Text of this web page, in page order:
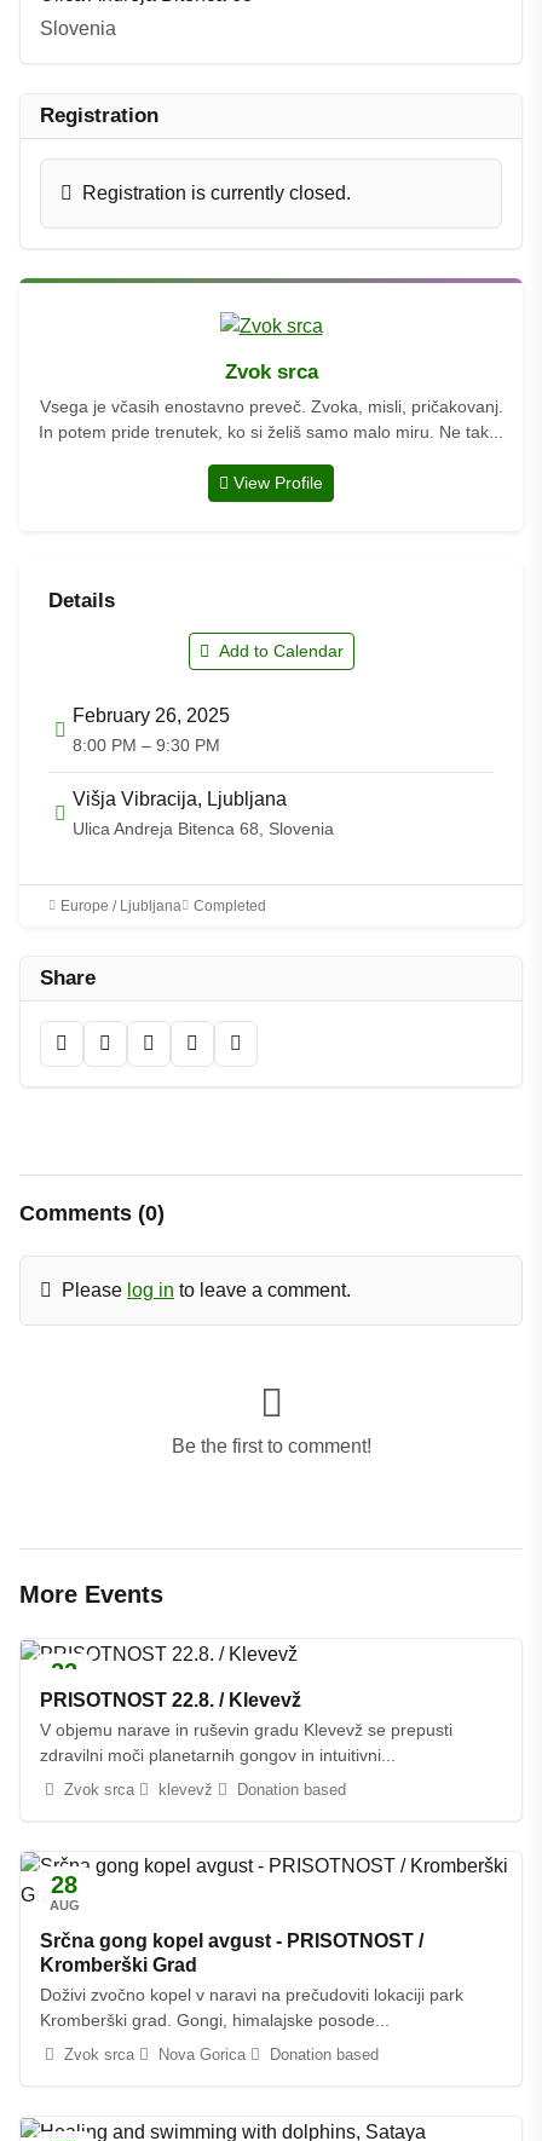
Slovenia
Registration
Registration is currently closed.
Zvok srca
Vsega je včasih enostavno preveč. Zvoka, misli, pričakovanj.
In potem pride trenutek, ko si želiš samo malo miru. Ne tak...
View Profile
Details
Add to Calendar
February 26, 2025
8:00 PM – 9:30 PM
Višja Vibracija, Ljubljana
Ulica Andreja Bitenca 68, Slovenia
Europe / Ljubljana Completed
Share
Comments (0)
Please log in to leave a comment.
Be the first to comment!
More Events
22
AUG
PRISOTNOST 22.8. / Klevevž
V objemu narave in ruševin gradu Klevevž se prepusti
zdravilni moči planetarnih gongov in intuitivni...
Zvok srca klevevž Donation based
28
AUG
Srčna gong kopel avgust - PRISOTNOST /
Kromberški Grad
Doživi zvočno kopel v naravi na prečudoviti lokaciji park
Kromberški grad. Gongi, himalajske posode...
Zvok srca Nova Gorica Donation based